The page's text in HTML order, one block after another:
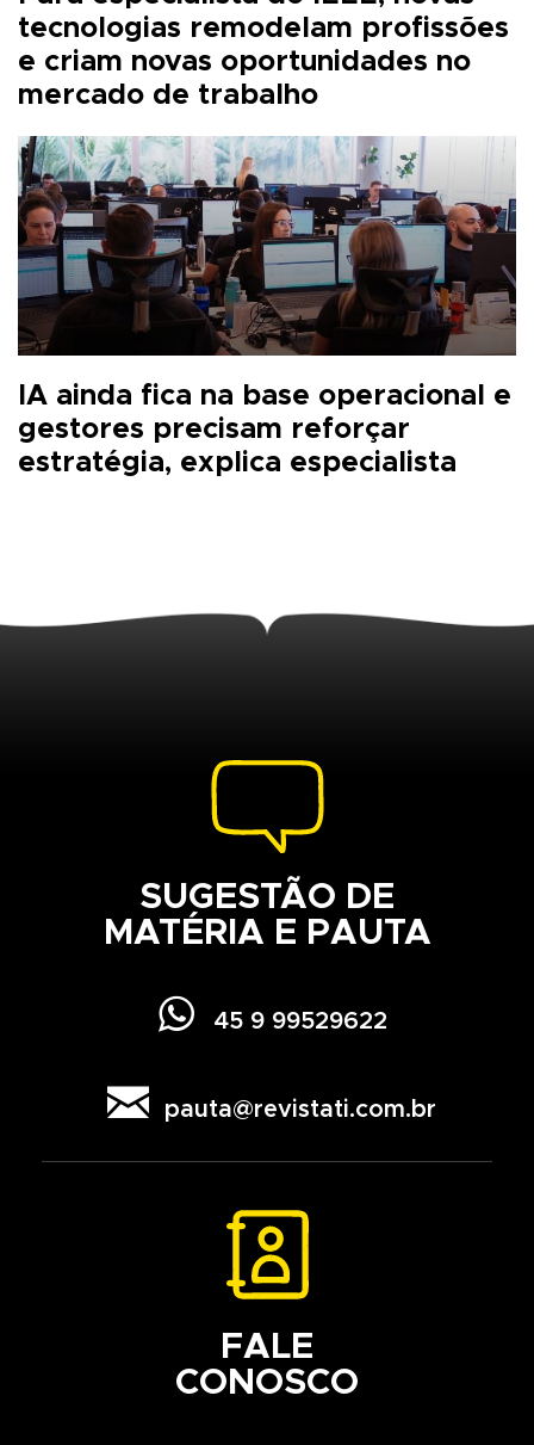
tecnologias remodelam profissões
e criam novas oportunidades no
mercado de trabalho
IA ainda fica na base operacional e
gestores precisam reforçar
estratégia, explica especialista
SUGESTÃO DE
MATÉRIA E PAUTA
 45 9 99529622
 pauta@revistati.com.br
FALE
CONOSCO